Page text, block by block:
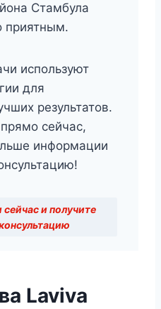
Стамбула
приятным.
используют
для
результатов.
сейчас,
информации
и получите
Laviva